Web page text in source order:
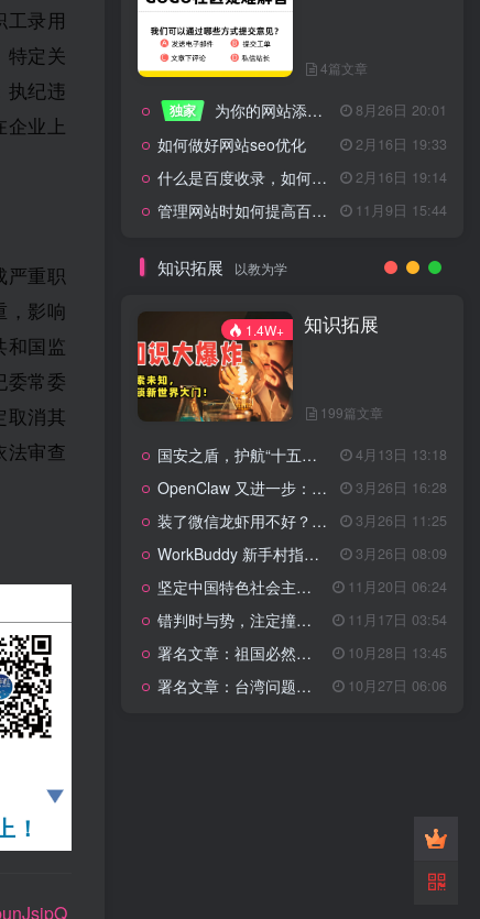
工录用
特定关
执纪违
企业上
严重职
，影响
和国监
委常委
取消其
法审查
！
4篇文章
独家 为你的网站添加百度登录 8月26日 20:01
如何做好网站seo优化 2月16日 19:33
什么是百度收录，如何提高收录量？ 2月16日 19:14
管理网站时如何提高百度权重？ 11月9日 15:44
知识拓展 以教为学
1.4W+ 知识拓展
199篇文章
国安之盾，护航“十五五”新征程 4月13日 13:18
OpenClaw 又进一步：微信直连+安全检测+版本切换 3月26日 16:28
装了微信龙虾用不好？3步让你轻松指挥AI干活！ 3月26日 11:25
WorkBuddy 新手村指南：10 个核心技巧帮你解锁满级虾🦞！ 3月26日 08:09
坚定中国特色社会主义法治的政治定力 11月20日 06:24
错判时与势，注定撞南墙 11月17日 03:54
署名文章：祖国必然统一势不可挡 10月28日 13:45
署名文章：台湾问题的由来和性质 10月27日 06:06
来生缘
活着——洪真英
辉星 – INSOMNIA 2月16日 19:06
《INSOMNIA》欧美 2月16日 19:06
疑难解答
4篇文章
独家 为你的网站添加百度登录
如何做好网站seo优化
什么是百度收录，如何提高收录量？ 2月16日 19:14
管理网站时如何提高百度权重？ 11月9日 15:44
以教为学
知识拓展
199篇文章
国安之盾，护航“十五五”新征程 4月13日 13:18
11月20日 06:24